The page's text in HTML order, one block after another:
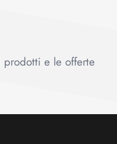
prodotti e le offerte